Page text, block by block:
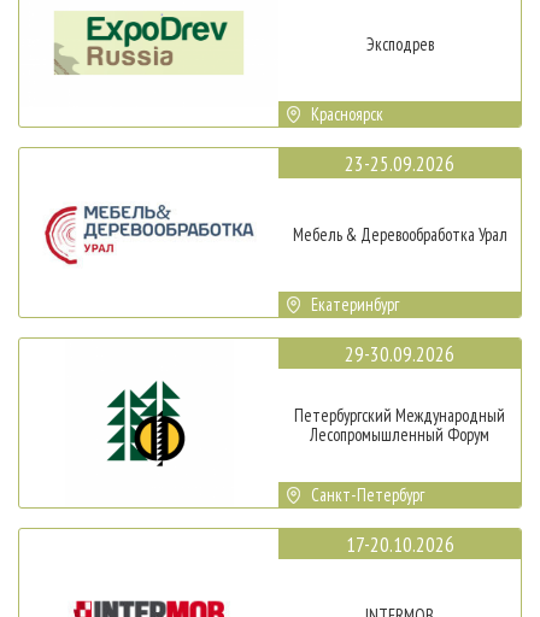
Эксподрев
Красноярск
23-25.09.2026
Мебель & Деревообработка Урал
Екатеринбург
29-30.09.2026
Петербургский Международный
Лесопромышленный Форум
Санкт-Петербург
17-20.10.2026